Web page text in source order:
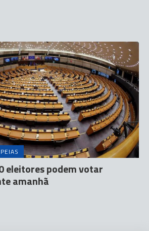
eleitores podem votar
amanhã